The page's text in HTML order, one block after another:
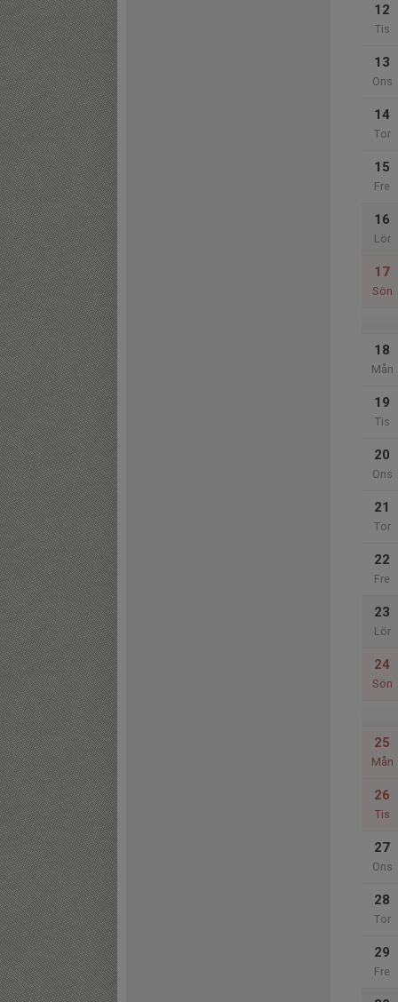
12
Tis
13
Ons
14
Tor
15
Fre
16
Lör
17
Sön
18
Mån
19
Tis
20
Ons
21
Tor
22
Fre
23
Lör
24
Sön
25
Mån
26
Tis
27
Ons
28
Tor
29
Fre